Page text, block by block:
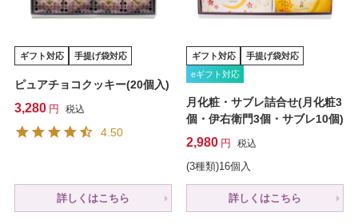
ギフト対応 手提げ袋対応
ピュアチョコクッキー(20個入)
3,280 税込
4.50
詳しくはこちら
ギフト対応
手提げ袋対応
eギフト対応
月化粧・サブレ詰合せ(月化粧3
個・伊右衛門3個・サブレ10個)
2,980 税込
(3種類)16個入
詳しくはこちら